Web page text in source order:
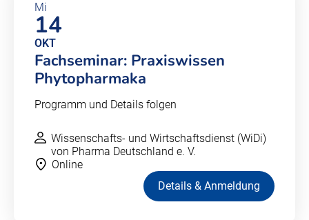
Mi
14
OKT
Fachseminar: Praxiswissen
Phytopharmaka
Programm und Details folgen
Wissenschafts- und Wirtschaftsdienst (WiDi)
von Pharma Deutschland e. V.
Online
Details & Anmeldung